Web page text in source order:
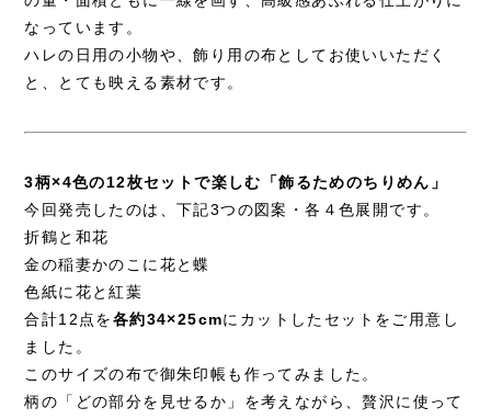
なっています。
ハレの日用の小物や、飾り用の布としてお使いいただく
と、とても映える素材です。
3柄×4色の12枚セットで楽しむ「飾るためのちりめん」
今回発売したのは、下記3つの図案・各４色展開です。
折鶴と和花
金の稲妻かのこに花と蝶
色紙に花と紅葉
合計12点を各約34×25cmにカットしたセットをご用意し
ました。
このサイズの布で御朱印帳も作ってみました。
柄の「どの部分を見せるか」を考えながら、贅沢に使って